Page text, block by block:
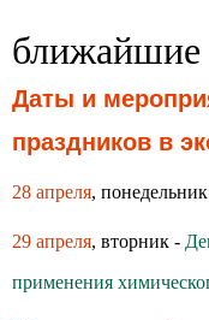
ближайшие
Даты и
праздников в
28 апреля,
29 апреля, вторник -
применения